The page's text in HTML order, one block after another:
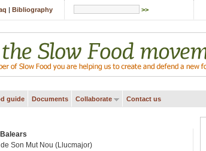
| Bibliography >>
guide Documents Collaborate Contact us
Son Mut Nou (Llucmajor)